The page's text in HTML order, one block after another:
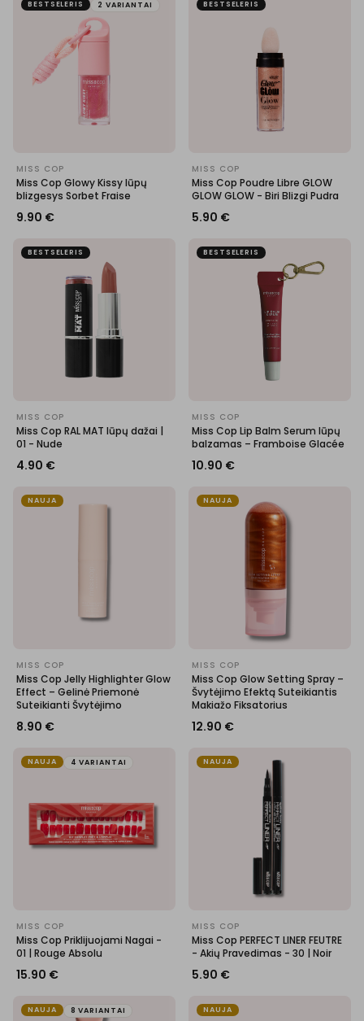
BESTSELERIS 2 VARIANTAI
MISS COP
Miss Cop Glowy Kissy lūpų
blizgesys Sorbet Fraise
9.90 €
BESTSELERIS
MISS COP
Miss Cop Poudre Libre GLOW
GLOW GLOW - Biri Blizgi Pudra
5.90 €
BESTSELERIS
MISS COP
Miss Cop RAL MAT lūpų dažai |
01 - Nude
4.90 €
BESTSELERIS
MISS COP
Miss Cop Lip Balm Serum lūpų
balzamas – Framboise Glacée
10.90 €
NAUJA
MISS COP
Miss Cop Jelly Highlighter Glow
Effect – Gelinė Priemonė
Suteikianti Švytėjimo
8.90 €
NAUJA
MISS COP
Miss Cop Glow Setting Spray –
Švytėjimo Efektą Suteikiantis
Makiažo Fiksatorius
12.90 €
NAUJA 4 VARIANTAI
MISS COP
Miss Cop Priklijuojami Nagai -
01 | Rouge Absolu
15.90 €
NAUJA
MISS COP
Miss Cop PERFECT LINER FEUTRE
- Akių Pravedimas - 30 | Noir
5.90 €
NAUJA 8 VARIANTAI NAUJA